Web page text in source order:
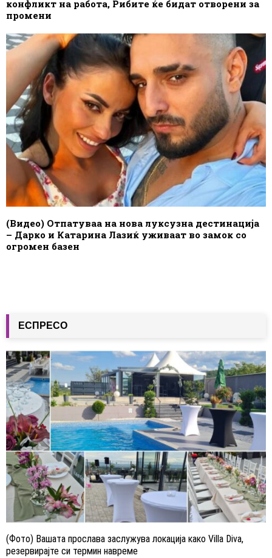
конфликт на работа, Рибите ќе бидат отворени за
промени
(Видео) Отпатуваа на нова луксузна дестинација
– Дарко и Катарина Лазиќ уживаат во замок со
огромен базен
ЕСПРЕСО
(Фото) Вашата прослава заслужува локација како Villa Diva,
резервирајте си термин навреме